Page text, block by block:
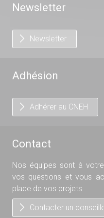
Newsletter
Newsletter
Adhésion
Adhérer au CNEH
Contact
Nos équipes sont à
vos questions et vous
place de vos projets.
Contacter un